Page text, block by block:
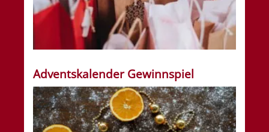
Adventskalender Gewinnspiel